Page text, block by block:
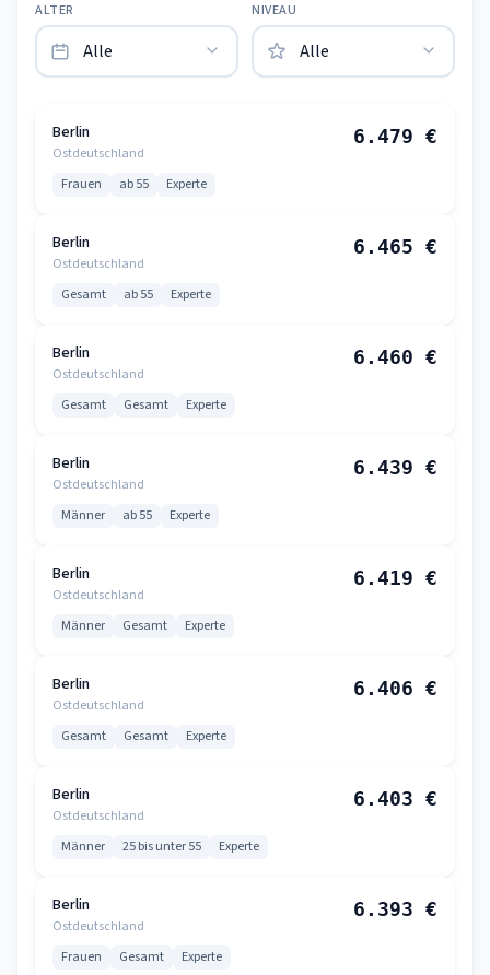
ALTER NIVEAU
Berlin
Ostdeutschland
6.479 €
Frauen ab 55 Experte
Berlin
Ostdeutschland
6.465 €
Gesamt ab 55 Experte
Berlin
Ostdeutschland
6.460 €
Gesamt Gesamt Experte
Berlin
Ostdeutschland
6.439 €
Männer ab 55 Experte
Berlin
Ostdeutschland
6.419 €
Männer Gesamt Experte
Berlin
Ostdeutschland
6.406 €
Gesamt Gesamt Experte
Berlin
Ostdeutschland
6.403 €
Männer 25 bis unter 55 Experte
Berlin
Ostdeutschland
6.393 €
Frauen Gesamt Experte